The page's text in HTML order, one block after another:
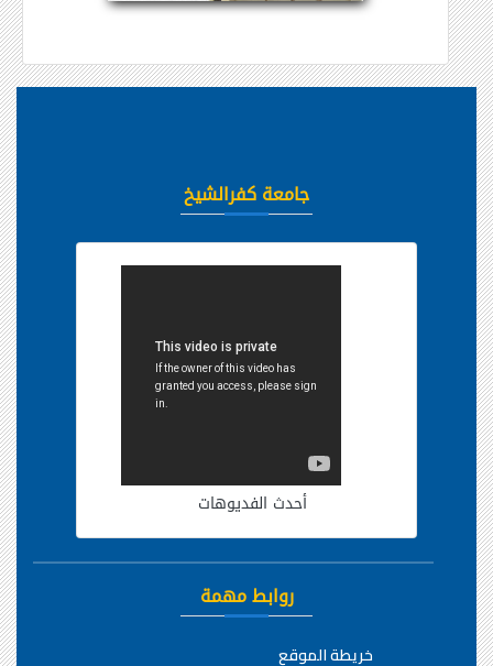
جامعة كفرالشيخ
أحدث الفديوهات
روابط مهمة
خريطة الموقع